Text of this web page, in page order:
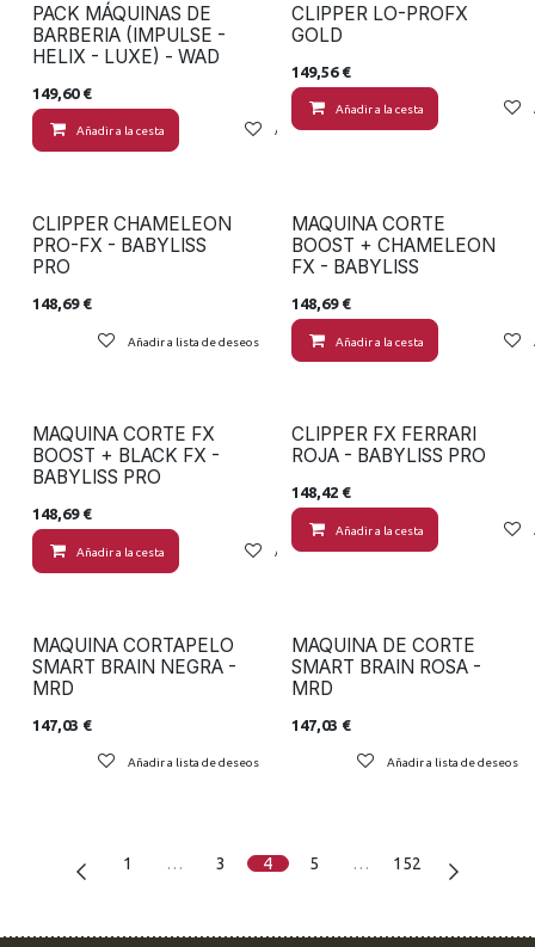
PACK MÁQUINAS DE
BARBERIA (IMPULSE -
HELIX - LUXE) - WAD
149,60€
Añadir a la cesta Añadir a lista de deseos
CLIPPER LO-PROFX
GOLD
149,56€
Añadir a la cesta
CLIPPER CHAMELEON
PRO-FX - BABYLISS
PRO
148,69€
Añadir a lista de deseos
MAQUINA CORTE
BOOST + CHAMELEON
FX - BABYLISS
148,69€
Añadir a la cesta
MAQUINA CORTE FX
BOOST + BLACK FX -
BABYLISS PRO
148,69€
Añadir a la cesta Añadir a lista de deseos
CLIPPER FX FERRARI
ROJA - BABYLISS PRO
148,42€
Añadir a la cesta
MAQUINA CORTAPELO
SMART BRAIN NEGRA -
MRD
147,03 €
Añadir a lista de deseos
MAQUINA DE CORTE
SMART BRAIN ROSA -
MRD
147,03 €
Añadir a lista de deseos
1 … 3 4 5 … 152